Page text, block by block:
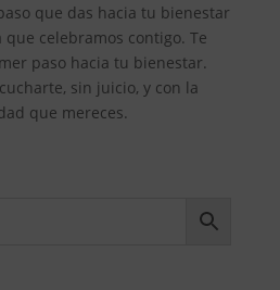
que das hacia tu bienestar
celebramos contigo. Te
paso hacia tu bienestar.
sin juicio, y con la
que mereces.